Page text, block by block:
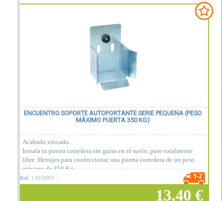
ENCUENTRO SOPORTE AUTOPORTANTE SERIE PEQUEÑA (PESO
MÁXIMO PUERTA 350 KG)
Acabado zincado.
Instala tu puerta corredera sin guías en el suelo, paso totalmente
libre. Herrajes para confeccionar una puerta corredera de un peso
máximo de 350 Kg.
Ref. 13050001
13,40 €